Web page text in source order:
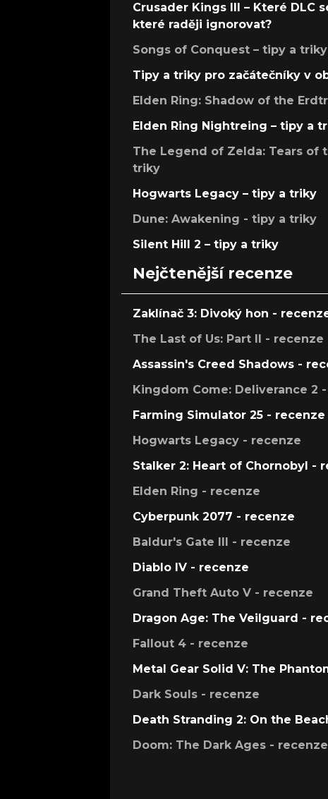
Crusader Kings III – Které DLC
které raději ignorovat?
Songs of Conquest – tipy a triky
Tipy a triky pro začátečníky v
Elden Ring: Shadow of the
Elden Ring Nightreing – tipy a
The Legend of Zelda: Tears of
triky
Hogwarts Legacy – tipy a triky
Dune: Awakening - tipy a triky
Silent Hill 2 – tipy a triky
Nejčtenější recenze
Zaklínač 3: Divoký hon -
The Last of Us: Part II - recenze
Assassin's Creed Shadows -
Kingdom Come: Deliverance 2
Farming Simulator 25 - recenze
Hogwarts Legacy - recenze
Stalker 2: Heart of Chornobyl -
Elden Ring - recenze
Cyberpunk 2077 - recenze
Baldur's Gate III - recenze
Diablo IV - recenze
Grand Theft Auto V - recenze
Dragon Age: The Veilguard -
Fallout 4 - recenze
Metal Gear Solid V: The
Dark Souls - recenze
Death Stranding 2: On the
Doom: The Dark Ages - recenze